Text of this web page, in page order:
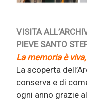
VISITA
PIEVE SANTO
La memoria è
La scoperta
conserva e di
ogni anno grazie